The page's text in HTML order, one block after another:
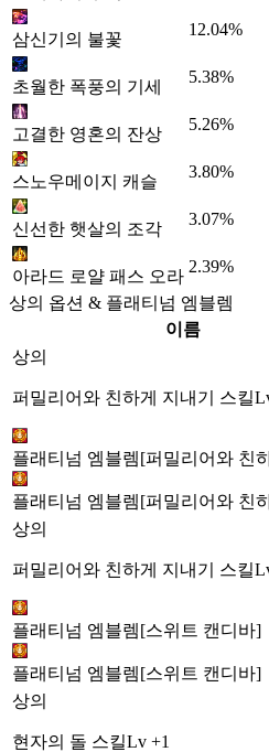
삼신기의 불꽃
12.04%
초월한 폭풍의 기세
5.38%
고결한 영혼의 잔상
5.26%
스노우메이지 캐슬
3.80%
신선한 햇살의 조각
3.07%
아라드 로얄 패스 오라
2.39%
상의 옵션 & 플래티넘 엠블렘
이름
상의
퍼밀리어와 친하게 지내기 스킬
플래티넘 엠블렘[퍼밀리어와 친
플래티넘 엠블렘[퍼밀리어와 친
상의
퍼밀리어와 친하게 지내기 스킬
플래티넘 엠블렘[스위트 캔디바]
플래티넘 엠블렘[스위트 캔디바]
상의
현자의 돌 스킬Lv +1